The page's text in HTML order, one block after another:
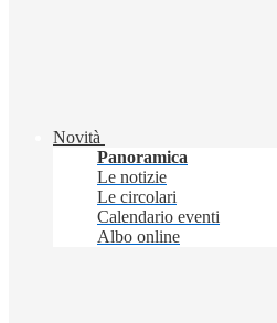
Novità
Panoramica
Le notizie
Le circolari
Calendario eventi
Albo online